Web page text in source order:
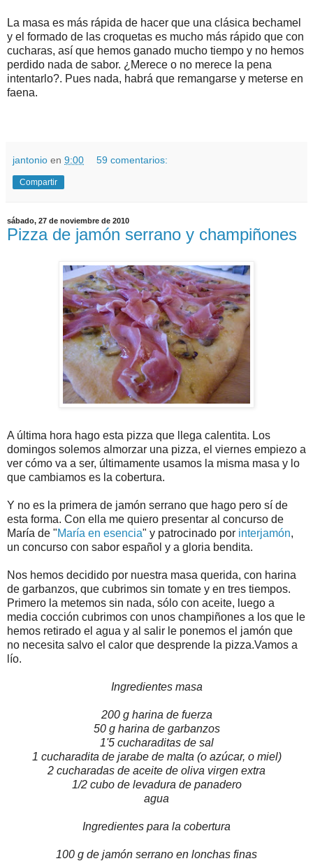
La masa es más rápida de hacer que una clásica bechamel
y el formado de las croquetas es mucho más rápido que con
cucharas, así que hemos ganado mucho tiempo y no hemos
perdido nada de sabor. ¿Merece o no merece la pena
intentarlo?. Pues nada, habrá que remangarse y meterse en
faena.
jantonio en 9:00 59 comentarios:
Compartir
sábado, 27 de noviembre de 2010
Pizza de jamón serrano y champiñones
A última hora hago esta pizza que llega calentita. Los
domingos solemos almorzar una pizza, el viernes empiezo a
ver cómo va a ser, últimamente usamos la misma masa y lo
que cambiamos es la cobertura.
Y no es la primera de jamón serrano que hago pero sí de
esta forma. Con ella me quiero presentar al concurso de
María de "María en esencia" y patrocinado por interjamón,
un concurso con sabor español y a gloria bendita.
Nos hemos decidido por nuestra masa querida, con harina
de garbanzos, que cubrimos sin tomate y en tres tiempos.
Primero la metemos sin nada, sólo con aceite, luego a
media cocción cubrimos con unos champiñones a los que le
hemos retirado el agua y al salir le ponemos el jamón que
no necesita salvo el calor que desprende la pizza.Vamos a
lío.
Ingredientes masa
200 g harina de fuerza
50 g harina de garbanzos
1'5 cucharaditas de sal
1 cucharadita de jarabe de malta (o azúcar, o miel)
2 cucharadas de aceite de oliva virgen extra
1/2 cubo de levadura de panadero
agua
Ingredientes para la cobertura
100 g de jamón serrano en lonchas finas